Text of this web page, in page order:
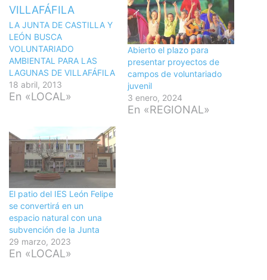
LA JUNTA DE CASTILLA Y
LEÓN BUSCA
VOLUNTARIADO
AMBIENTAL PARA LAS
LAGUNAS DE VILLAFÁFILA
18 abril, 2013
En «LOCAL»
Abierto el plazo para
presentar proyectos de
campos de voluntariado
juvenil
3 enero, 2024
En «REGIONAL»
El patio del IES León Felipe
se convertirá en un
espacio natural con una
subvención de la Junta
29 marzo, 2023
En «LOCAL»